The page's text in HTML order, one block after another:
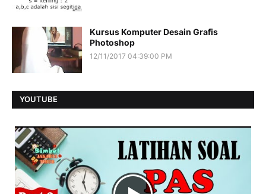
Kursus Komputer Desain Grafis
Photoshop
12/11/2017 04:39:00 PM
YOUTUBE